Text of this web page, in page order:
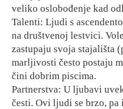
veliko oslobođenje kad
Talenti: Ljudi s
na društvenoj lestvici.
zastupaju svoja stajališta
marljivosti često postaju
čini dobrim piscima.
Partnerstva: U ljubavi
česti. Ovi ljudi se brzo, pa